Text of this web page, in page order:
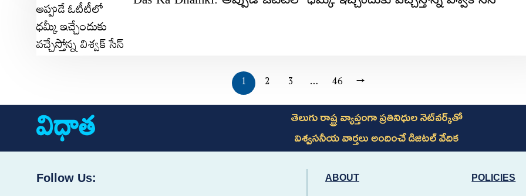
1 2 3 … 46 →
తెలుగు రాష్ట్ర వ్యాప్తంగా ప్రతినిధుల నెట్‌వర్క్‌తో
విశ్వసనీయ వార్తలు అందించే డిజిటల్ వేదిక
Follow Us: ABOUT POLICIES